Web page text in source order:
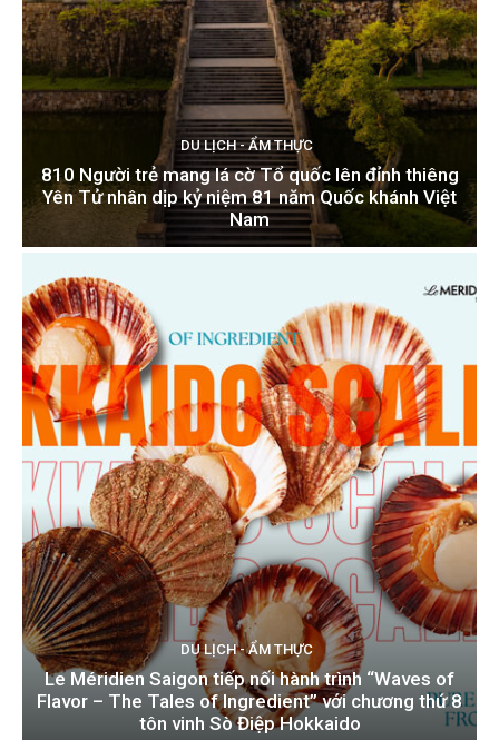
DU LỊCH - ẨM THỰC
810 Người trẻ mang lá cờ Tổ quốc lên đỉnh thiêng
Yên Tử nhân dịp kỷ niệm 81 năm Quốc khánh Việt
Nam
DU LỊCH - ẨM THỰC
Le Méridien Saigon tiếp nối hành trình “Waves of
Flavor – The Tales of Ingredient” với chương thứ 8
tôn vinh Sò Điệp Hokkaido